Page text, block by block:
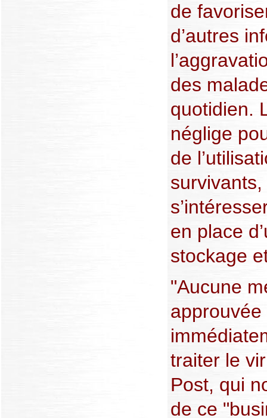
de
d’autres
des
quotidien.
néglige
de
en place
stockage
"Aucune
approuvée
traiter le
Post, qui
de ce